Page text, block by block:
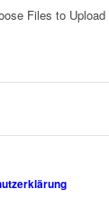
Files to Upload